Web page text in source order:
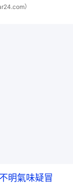
）
明氣味疑冒